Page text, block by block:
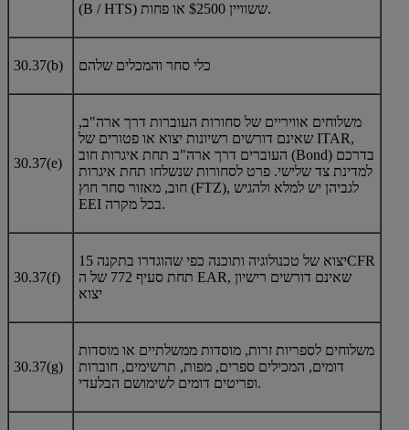
(B / HTS) ששוויין $2500 או פחות.
30.37(b) כלי סחר והמכלים שלהם
30.37(e)
משלוחים אוויריים של סחורות העוברות דרך ארה"ב,
שאינם דורשים רשיונות יצוא או פטורים של ITAR,
העוברים דרך ארה"ב תחת איגרות חוב (Bond) בדרכם
למדינת צד שלישי. פרט לסחורות שנשלחו תחת איגרות
חוב, מאזור סחר חוץ (FTZ), לגביהן יש למלא ולהגיש
EEI בכל מקרה.
30.37(f)
יצוא של טכנולוגיה ותוכנה כפי שהוגדרו בתקנה 15CFR
תחת סעיף 772 של ה EAR, שאינם דורשים רישיון
יצוא
30.37(g)
משלוחים לספריות זרות, מוסדות ממשלתיים או מוסדות
דומים, המכילים ספרים, מפות, תרשימים, חוברות
ופריטים דומים לשימושם הבלעדי.